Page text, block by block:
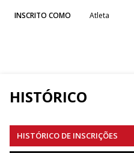
INSCRITO COMO Atleta
HISTÓRICO
HISTÓRICO DE INSCRIÇÕES